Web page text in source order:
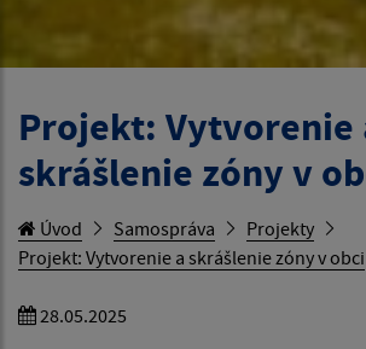
Projekt: Vytvorenie
skrášlenie zóny v
Úvod Samospráva
Projekty
Projekt: Vytvorenie a skrášlenie zóny v obci
28.05.2025